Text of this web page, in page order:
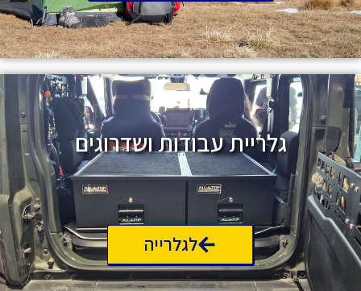
גלריית עבודות ושדרוגים
לגלרייה